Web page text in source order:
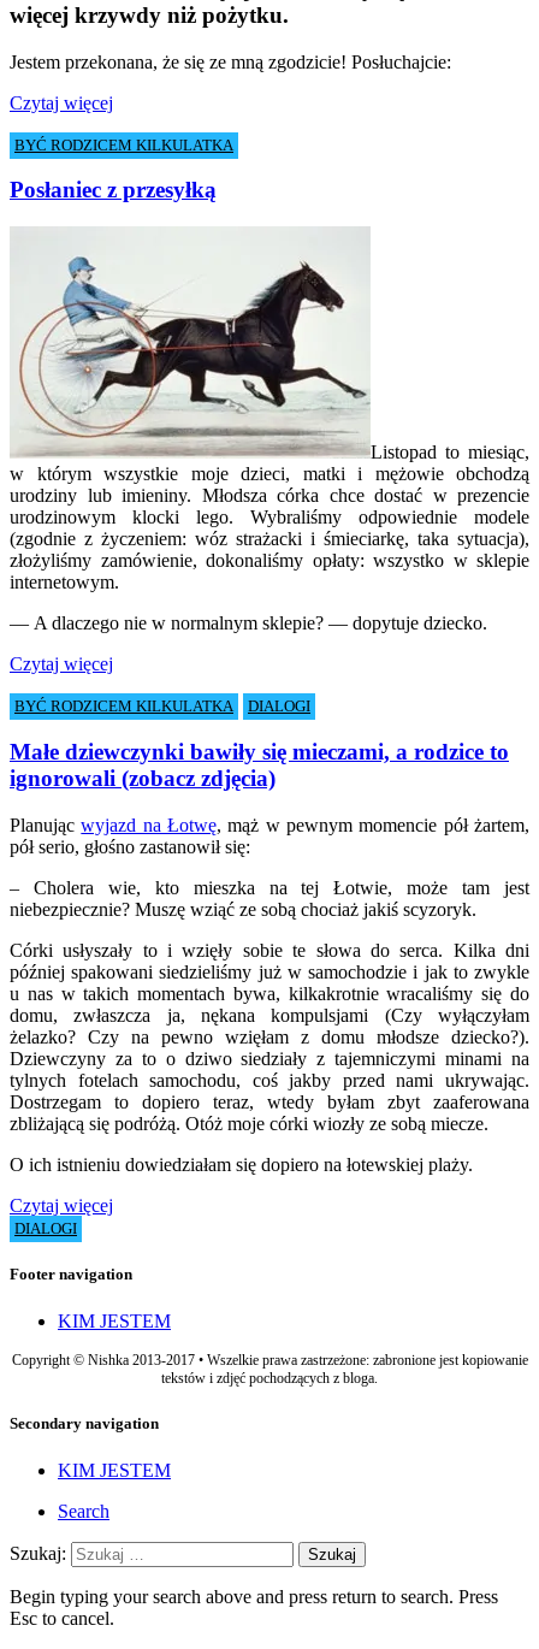
więcej krzywdy niż pożytku.
Jestem przekonana, że się ze mną zgodzicie! Posłuchajcie:
Czytaj więcej
BYĆ RODZICEM KILKULATKA
Posłaniec z przesyłką
Listopad to miesiąc,
w którym wszystkie moje dzieci, matki i mężowie obchodzą
urodziny lub imieniny. Młodsza córka chce dostać w prezencie
urodzinowym klocki lego. Wybraliśmy odpowiednie modele
(zgodnie z życzeniem: wóz strażacki i śmieciarkę, taka sytuacja),
złożyliśmy zamówienie, dokonaliśmy opłaty: wszystko w sklepie
internetowym.
— A dlaczego nie w normalnym sklepie? — dopytuje dziecko.
Czytaj więcej
BYĆ RODZICEM KILKULATKA DIALOGI
Małe dziewczynki bawiły się mieczami, a rodzice to
ignorowali (zobacz zdjęcia)
Planującwyjazd na Łotwę, mąż w pewnym momencie pół żartem,
pół serio, głośno zastanowił się:
– Cholera wie, kto mieszka na tej Łotwie, może tam jest
niebezpiecznie? Muszę wziąć ze sobą chociaż jakiś scyzoryk.
Córki usłyszały to i wzięły sobie te słowa do serca. Kilka dni
później spakowani siedzieliśmy już w samochodzie i jak to zwykle
u nas w takich momentach bywa, kilkakrotnie wracaliśmy się do
domu, zwłaszcza ja, nękana kompulsjami (Czy wyłączyłam
żelazko? Czy na pewno wzięłam z domu młodsze dziecko?).
Dziewczyny za to o dziwo siedziały z tajemniczymi minami na
tylnych fotelach samochodu, coś jakby przed nami ukrywając.
Dostrzegam to dopiero teraz, wtedy byłam zbyt zaaferowana
zbliżającą się podróżą. Otóż moje córki wiozły ze sobą miecze.
O ich istnieniu dowiedziałam się dopiero na łotewskiej plaży.
Czytaj więcej
DIALOGI
Footer navigation
KIM JESTEM
Copyright © Nishka 2013-2017 • Wszelkie prawa zastrzeżone: zabronione jest kopiowanie
tekstów i zdjęć pochodzących z bloga.
Secondary navigation
KIM JESTEM
Search
Szukaj:
Begin typing your search above and press return to search. Press
Esc to cancel.